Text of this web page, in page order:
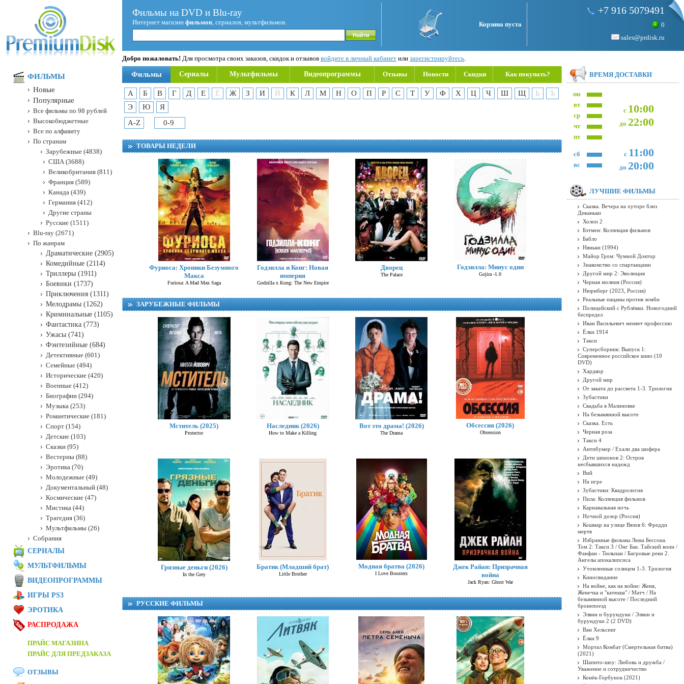
Фильмы на DVD и Blu-ray
Интернет магазин фильмов, сериалов, мультфильмов. Корзина пуста
+7 916 5079491
0
sales@prdisk.ru
Добро пожаловать! Для просмотра своих заказов, скидок и отзывов войдите в личный кабинет или зарегистрируйтесь.
Фильмы Сериалы Мультфильмы Видеопрограммы Отзывы Новости Скидки Как покупать?
А Б В Г Д Е Ё Ж З И Й К Л М Н О П Р С Т У Ф Х Ц Ч Ш Щ Ь
Ъ
Э
Ю
Я
A-Z
0-9
ТОВАРЫ НЕДЕЛИ
Фуриоса: Хроники Безумного
Макса
Furiosa: A Mad Max Saga
Годзилла и Конг: Новая
империя
Godzilla x Kong: The New Empire
Дворец
The Palace
Годзилла: Минус один
Gojira -1.0
Омен. Первое знамение (2024)
ЗАРУБЕЖНЫЕ ФИЛЬМЫ
Мститель (2025)
Protector
Наследник (2026)
How to Make a Killing
Вот это драма! (2026)
The Drama
Обсессия (2026)
Obsession
Грязные деньги (2026)
In the Grey
Братик (Младший брат)
Little Brother
Модная братва (2026)
I Love Boosters
Джек Райан: Призрачная
война
Jack Ryan: Ghost War
РУССКИЕ ФИЛЬМЫ
ФИЛЬМЫ
Новые
Популярные
Все фильмы по 98 рублей
Высокобюджетные
Все по алфавиту
По странам
Зарубежные (4838)
США (3688)
Великобритания (811)
Франция (589)
Канада (439)
Германия (412)
Другие страны
Русские (1511)
Blu-ray (2671)
По жанрам
Драматические (2905)
Комедийные (2114)
Триллеры (1911)
Боевики (1737)
Приключения (1311)
Мелодрамы (1262)
Криминальные (1105)
Фантастика (773)
Ужасы (741)
Фэнтезийные (684)
Детективные (601)
Семейные (494)
Исторические (420)
Военные (412)
Биографии (294)
Музыка (253)
Романтические (181)
Спорт (154)
Детские (103)
Сказки (95)
Вестерны (88)
Эротика (70)
Молодежные (49)
Документальный (48)
Космические (47)
Мистика (44)
Трагедия (36)
Мультфильмы (26)
Собрания
СЕРИАЛЫ
МУЛЬТФИЛЬМЫ
ВИДЕОПРОГРАММЫ
ИГРЫ PS3
ЭРОТИКА
РАСПРОДАЖА
ПРАЙС МАГАЗИНА
ПРАЙС ДЛЯ ПРЕДЗАКАЗА
ОТЗЫВЫ
ВРЕМЯ ДОСТАВКИ
пн
с 10:00
до 22:00
вт
ср
чт
пт
с 11:00
до 20:00
сб
вс
ЛУЧШИЕ ФИЛЬМЫ
Сказка. Вечера на хуторе близ
Диканьки
Холоп 2
Бэтмен: Коллекция фильмов
Бабло
Няньки (1994)
Майор Гром: Чумной Доктор
Знакомство со спартанцами
Другой мир 2: Эволюция
Черная молния (Россия)
Нюрнберг (2023, Россия)
Реальные пацаны против зомби
Полицейский с Рублёвки. Новогодний
беспредел
Иван Васильевич меняет профессию
Ёлки 1914
Такси
Суперсборник: Выпуск 1:
Современное российское кино (10
DVD)
Хардкор
Другой мир
От заката до рассвета 1-3. Трилогия
Зубастики
Свадьба в Малиновке
На безымянной высоте
Сказка. Есть
Черная роза
Такси 4
Антибумер / Ехали два шофера
Дети шпионов 2: Остров
несбывшихся надежд
Вий
На игре
Зубастики: Квадрология
Пила: Коллекция фильмов
Карнавальная ночь
Ночной дозор (Россия)
Кошмар на улице Вязов 6: Фредди
мертв
Избранные фильмы Люка Бессона.
Том 2: Такси 3 / Онг Бак. Тайский воин /
Фанфан - Тюльпан / Багровые реки 2.
Ангелы апокалипсиса
Утомленные солнцем 1-3. Трилогия
Киносвидание
На войне, как на войне: Женя,
Женечка и "катюша" / Матч / На
безымянной высоте / Последний
бронепоезд
Элвин и бурундуки / Элвин и
бурундуки 2 (2 DVD)
Ван Хельсинг
Ёлки 9
Мортал Комбат (Смертельная битва)
(2021)
Шапито-шоу: Любовь и дружба /
Уважение и сотрудничество
Конёк-Горбунок (2021)